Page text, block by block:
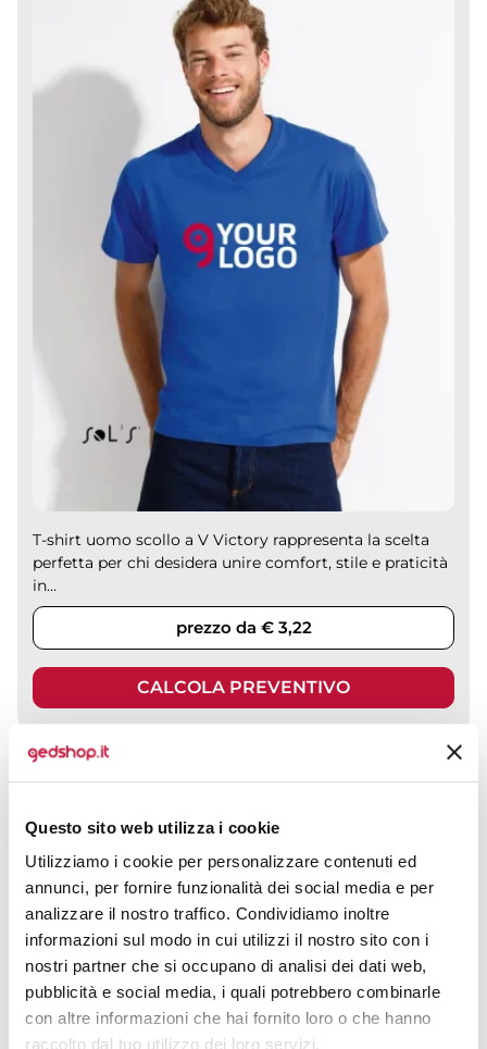
Questo sito web utilizza i cookie
Utilizziamo i cookie per personalizzare contenuti ed
annunci, per fornire funzionalità dei social media e per
analizzare il nostro traffico. Condividiamo inoltre
informazioni sul modo in cui utilizzi il nostro sito con i
nostri partner che si occupano di analisi dei dati web,
pubblicità e social media, i quali potrebbero combinarle
con altre informazioni che hai fornito loro o che hanno
raccolto dal tuo utilizzo dei loro servizi.
T-shirt uomo scollo a V Victory rappresenta la scelta
perfetta per chi desidera unire comfort, stile e praticità
in...
prezzo da € 3,22
CALCOLA PREVENTIVO
CODICE ART.
Materiale
100% Poliestere - 160 / 165 g/m2
Colori disponibili